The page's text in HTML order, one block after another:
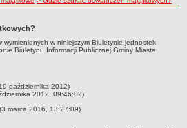
wymienionych w niniejszym Biuletynie jednostek
Biuletynu Informacji Publicznej Gminy Miasta
października 2012)
2012, 09:46:02)
marca 2016, 13:27:09)